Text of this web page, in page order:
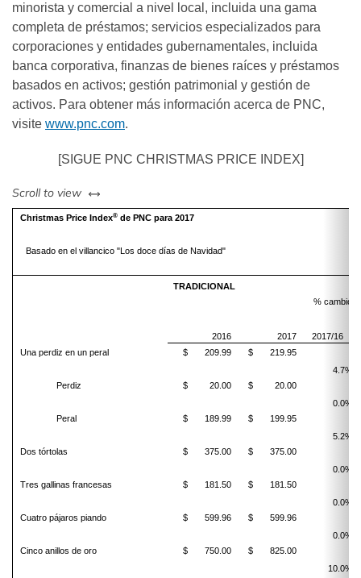
minorista y comercial a nivel local, incluida una gama
completa de préstamos; servicios especializados para
corporaciones y entidades gubernamentales, incluida
banca corporativa, finanzas de bienes raíces y préstamos
basados en activos; gestión patrimonial y gestión de
activos. Para obtener más información acerca de PNC,
visite www.pnc.com.
[SIGUE PNC CHRISTMAS PRICE INDEX]
Scroll to view left or right
Christmas Price Index® de PNC para 2017
Basado en el villancico "Los doce días de Navidad"
TRADICIONAL
% cambio
2016 2017
2017/16
Una perdiz en un peral
$ 209.99
$ 219.95
4.7%
Perdiz
$ 20.00
$ 20.00
0.0%
Peral
$ 189.99
$ 199.95
5.2%
Dos tórtolas
$ 375.00
$ 375.00
0.0%
Tres gallinas francesas
$ 181.50
$ 181.50
0.0%
Cuatro pájaros piando
$ 599.96
$ 599.96
0.0%
Cinco anillos de oro
$ 750.00
$ 825.00
10.0%